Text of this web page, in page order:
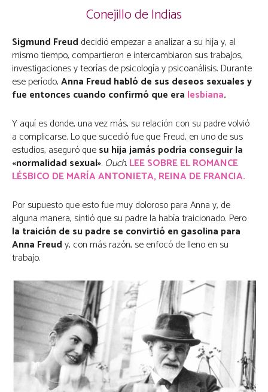
Conejillo de Indias
Sigmund Freud decidió empezar a analizar a su hija y, al
mismo tiempo, compartieron e intercambiaron sus trabajos,
investigaciones y teorías de psicología y psicoanálisis. Durante
ese período,Anna Freud habló de sus deseos sexuales y
fue entonces cuando confirmó que era lesbiana.
Y aquí es donde, una vez más, su relación con su padre volvió
a complicarse. Lo que sucedió fue que Freud, en uno de sus
estudios, aseguró quesu hija jamás podría conseguir la
«normalidad sexual».Ouch.LEE SOBRE EL ROMANCE
LÉSBICO DE MARÍA ANTONIETA, REINA DE FRANCIA.
Por supuesto que esto fue muy doloroso para Anna y, de
alguna manera, sintió que su padre la había traicionado. Pero
la traición de su padre se convirtió en gasolina para
Anna Freudy, con más razón, se enfocó de lleno en su
trabajo.